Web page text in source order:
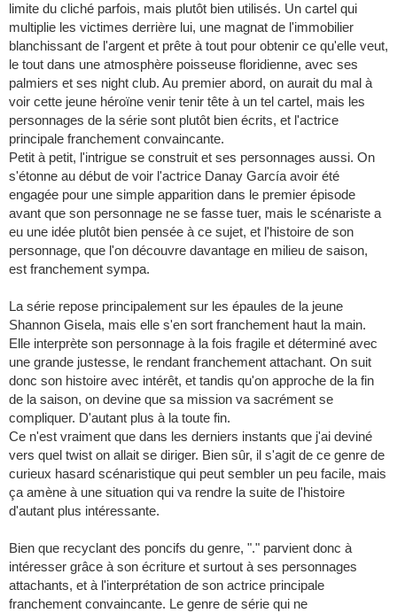
limite du cliché parfois, mais plutôt bien utilisés. Un cartel qui
multiplie les victimes derrière lui, une magnat de l'immobilier
blanchissant de l'argent et prête à tout pour obtenir ce qu'elle veut,
le tout dans une atmosphère poisseuse floridienne, avec ses
palmiers et ses night club. Au premier abord, on aurait du mal à
voir cette jeune héroïne venir tenir tête à un tel cartel, mais les
personnages de la série sont plutôt bien écrits, et l'actrice
principale franchement convaincante.
Petit à petit, l'intrigue se construit et ses personnages aussi. On
s'étonne au début de voir l'actrice Danay García avoir été
engagée pour une simple apparition dans le premier épisode
avant que son personnage ne se fasse tuer, mais le scénariste a
eu une idée plutôt bien pensée à ce sujet, et l'histoire de son
personnage, que l'on découvre davantage en milieu de saison,
est franchement sympa.
La série repose principalement sur les épaules de la jeune
Shannon Gisela, mais elle s'en sort franchement haut la main.
Elle interprète son personnage à la fois fragile et déterminé avec
une grande justesse, le rendant franchement attachant. On suit
donc son histoire avec intérêt, et tandis qu'on approche de la fin
de la saison, on devine que sa mission va sacrément se
compliquer. D'autant plus à la toute fin.
Ce n'est vraiment que dans les derniers instants que j'ai deviné
vers quel twist on allait se diriger. Bien sûr, il s'agit de ce genre de
curieux hasard scénaristique qui peut sembler un peu facile, mais
ça amène à une situation qui va rendre la suite de l'histoire
d'autant plus intéressante.
Bien que recyclant des poncifs du genre, "." parvient donc à
intéresser grâce à son écriture et surtout à ses personnages
attachants, et à l'interprétation de son actrice principale
franchement convaincante. Le genre de série qui ne